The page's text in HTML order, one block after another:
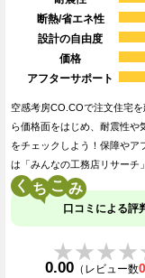
断熱/省エネ性
設計の自由度
価格
アフターサポート
空感考房CO.COで注文住宅
ら価格面をはじめ、耐震性や
をチェックしよう！保障やア
は「みんなの工務店リサーチ
く こ
口コミによる評
0.00 （レビュー数0